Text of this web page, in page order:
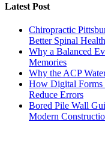
Latest Post
Chiropractic
Better Spinal
Why a Balanced
Memories
Why the ACP
How Digital Forms
Reduce Errors
Bored Pile Wall
Modern